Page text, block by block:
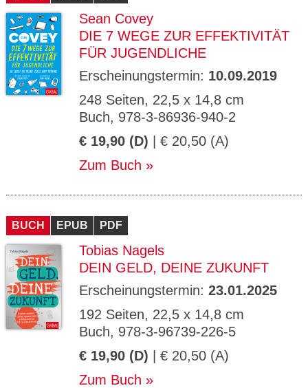
Sean Covey
DIE 7 WEGE ZUR EFFEKTIVITÄT
FÜR JUGENDLICHE
Erscheinungstermin: 10.09.2019
248 Seiten, 22,5 x 14,8 cm
Buch, 978-3-86936-940-2
€ 19,90 (D) | € 20,50 (A)
Zum Buch
BUCH EPUB PDF
Tobias Nagels
DEIN GELD, DEINE ZUKUNFT
Erscheinungstermin: 23.01.2025
192 Seiten, 22,5 x 14,8 cm
Buch, 978-3-96739-226-5
€ 19,90 (D) | € 20,50 (A)
Zum Buch